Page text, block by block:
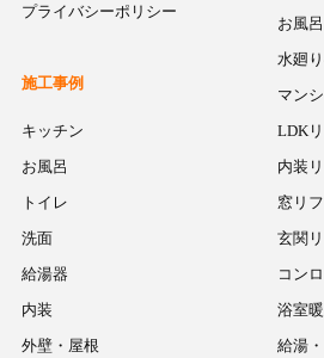
プライバシーポリシー
お風
水廻
マン
LDK
内装
窓リ
玄関
コン
浴室
給湯
施工事例
キッチン
お風呂
トイレ
洗面
給湯器
内装
外壁・屋根